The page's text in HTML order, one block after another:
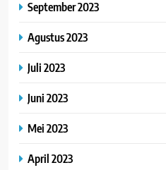
September 2023
Agustus 2023
Juli 2023
Juni 2023
Mei 2023
April 2023